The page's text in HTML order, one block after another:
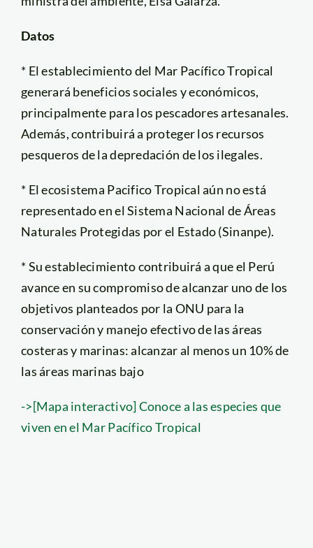
Datos
* El establecimiento del Mar Pacífico Tropical
generará beneficios sociales y económicos,
principalmente para los pescadores artesanales.
Además, contribuirá a proteger los recursos
pesqueros de la depredación de los ilegales.
* El ecosistema Pacifico Tropical aún no está
representado en el Sistema Nacional de Áreas
Naturales Protegidas por el Estado (Sinanpe).
* Su establecimiento contribuirá a que el Perú
avance en su compromiso de alcanzar uno de los
objetivos planteados por la ONU para la
conservación y manejo efectivo de las áreas
costeras y marinas: alcanzar al menos un 10% de
las áreas marinas bajo
->[Mapa interactivo] Conoce a las especies que
viven en el Mar Pacífico Tropical